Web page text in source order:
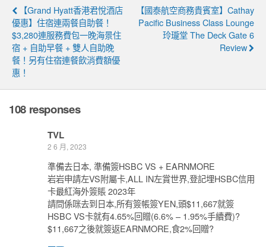
【Grand Hyatt香港君悅酒店
優惠】住宿連兩餐自助餐！
$3,280連服務費包一晚海景住
宿 + 自助早餐 + 雙人自助晚
餐！另有住宿連餐飲消費額優
惠！
【國泰航空商務貴賓室】Cathay
Pacific Business Class Lounge
玲瓏堂 The Deck Gate 6
Review
108 responses
TVL
2 6 月, 2023
準備去日本, 準備簽HSBC VS + EARNMORE
岩岩申請左VS附屬卡,ALL IN左賞世界,登記埋HSBC信用
卡最紅海外簽賬 2023年
請問係咪去到日本,所有簽帳簽YEN,頭$11,667就簽
HSBC VS卡就有4.65%回贈(6.6% – 1.95%手續費)?
$11,667之後就簽返EARNMORE,食2%回贈?